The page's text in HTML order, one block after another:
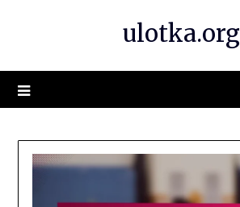
ulotka.org